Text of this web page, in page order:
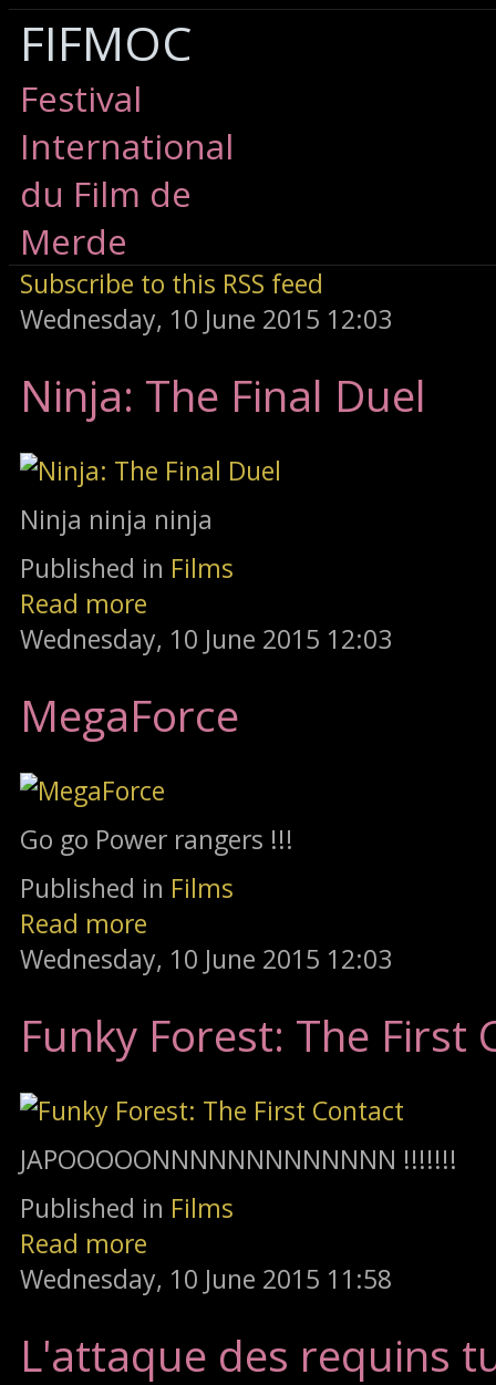
FIFMOC
Festival
International
du Film de
Merde
Subscribe to this RSS feed
Wednesday, 10 June 2015 12:03
Ninja: The Final Duel
Ninja ninja ninja
Published in Films
Read more
Wednesday, 10 June 2015 12:03
MegaForce
Go go Power rangers !!!
Published in Films
Read more
Wednesday, 10 June 2015 12:03
Funky Forest: The First
JAPOOOOONNNNNNNNNNNNN !!!!!!!
Published in Films
Read more
Wednesday, 10 June 2015 11:58
L'attaque des requins